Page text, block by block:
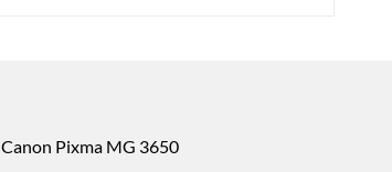
Canon Pixma MG 3650